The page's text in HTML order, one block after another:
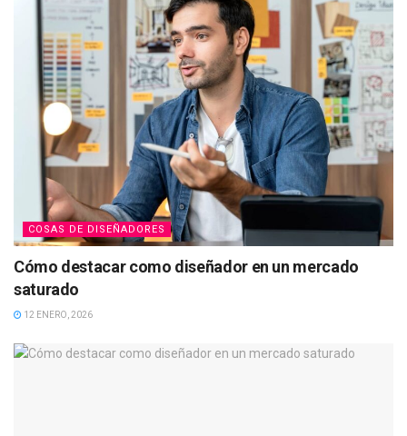
COSAS DE DISEÑADORES
Cómo destacar como diseñador en un mercado
saturado
12 ENERO, 2026